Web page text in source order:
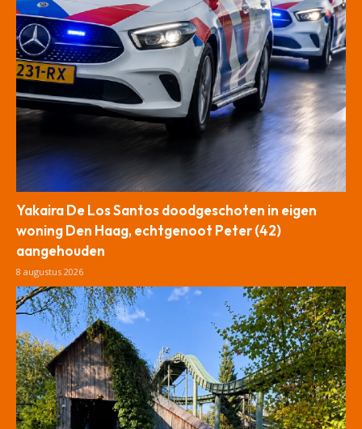
Yakaira De Los Santos doodgeschoten in eigen
woning Den Haag, echtgenoot Peter (42)
aangehouden
8 augustus 2026